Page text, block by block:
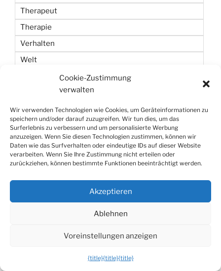
Therapeut
Therapie
Verhalten
Welt
Cookie-Zustimmung
verwalten
Wir verwenden Technologien wie Cookies, um Geräteinformationen zu
speichern und/oder darauf zuzugreifen. Wir tun dies, um das
Surferlebnis zu verbessern und um personalisierte Werbung
anzuzeigen. Wenn Sie diesen Technologien zustimmen, können wir
Daten wie das Surfverhalten oder eindeutige IDs auf dieser Website
verarbeiten. Wenn Sie Ihre Zustimmung nicht erteilen oder
zurückziehen, können bestimmte Funktionen beeinträchtigt werden.
Akzeptieren
Ablehnen
Voreinstellungen anzeigen
{title}{title}{title}